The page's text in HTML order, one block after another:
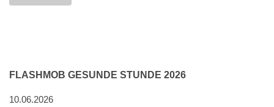
FLASHMOB GESUNDE STUNDE 2026
10.06.2026